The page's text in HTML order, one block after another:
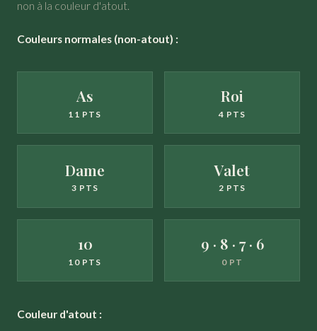
non à la couleur d'atout.
Couleurs normales (non-atout) :
As
11 PTS
Roi
4 PTS
Dame
3 PTS
Valet
2 PTS
10
10 PTS
9 · 8 · 7 · 6
0 PT
Couleur d'atout :